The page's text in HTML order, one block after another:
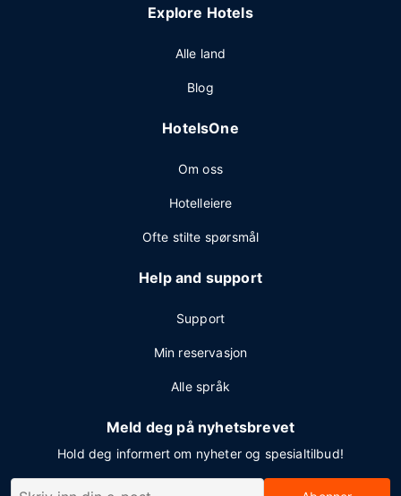
Explore Hotels
Alle land
Blog
HotelsOne
Om oss
Hotelleiere
Ofte stilte spørsmål
Help and support
Support
Min reservasjon
Alle språk
Meld deg på nyhetsbrevet
Hold deg informert om nyheter og spesialtilbud!